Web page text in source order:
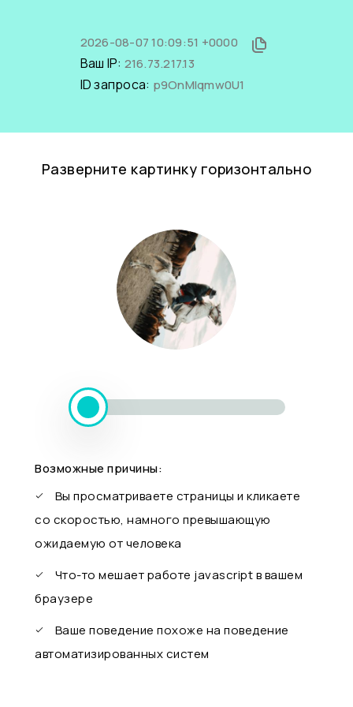
2026-08-07 10:09:51 +0000
Ваш IP: 216.73.217.13
ID запроса: p9OnMIqmw0U1
Разверните картинку горизонтально
Возможные причины:
Вы просматриваете страницы и кликаете
со скоростью, намного превышающую
ожидаемую от человека
Что-то мешает работе javascript в вашем
браузере
Ваше поведение похоже на поведение
автоматизированных систем